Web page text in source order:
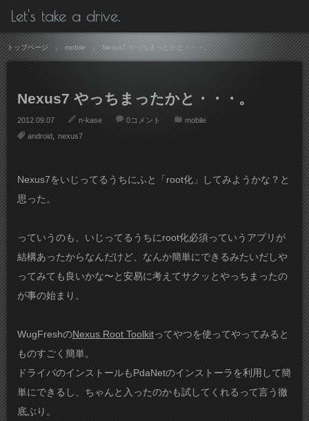
Let's take a drive.
トップページ mobile Nexus7 やっちまったかと・・・。
Nexus7 やっちまったかと・・・。
2012.09.07 n-kase 0コメント
mobile
android
nexus7
Nexus7をいじってるうちにふと「root化」してみようかな？と
思った。
っていうのも、いじってるうちにroot化必須っていうアプリが
結構あったからなんだけど、なんか簡単にできるみたいだしや
ってみても良いかな〜と安易に考えてサクッとやっちまったの
が事の始まり。
WugFreshのNexus Root Toolkitってやつを使ってやってみると
ものすごく簡単。
ドライバのインストールもPdaNetのインストーラを利用して簡
単にできるし、ちゃんと入ったのかも試してくれるって言う徹
底ぶり。